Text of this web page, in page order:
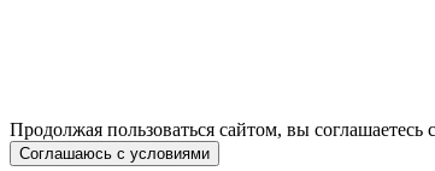
Продолжая пользоваться сайтом, вы соглашаетесь с
Соглашаюсь с условиями